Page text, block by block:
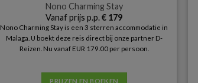
Nono Charming Stay
Vanaf prijs p.p.€ 179
Nono Charming Stay is een 3 sterren accommodatie in
Malaga. U boekt deze reis direct bij onze partner D-
Reizen. Nu vanaf EUR 179.00 per persoon.
PRIJZEN EN BOEKEN